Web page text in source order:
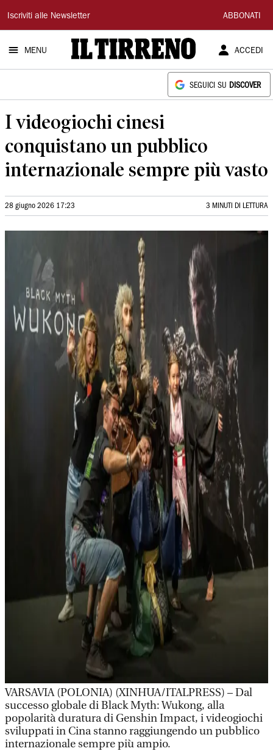
Il
Tirreno
Iscriviti alle Newsletter ABBONATI
MENU ACCEDI
SEGUICI SU DISCOVER
I videogiochi cinesi
conquistano un pubblico
internazionale sempre più vasto
28 giugno 2026 17:23 3 MINUTI DI LETTURA
VARSAVIA (POLONIA) (XINHUA/ITALPRESS) – Dal
successo globale di Black Myth: Wukong, alla
popolarità duratura di Genshin Impact, i videogiochi
sviluppati in Cina stanno raggiungendo un pubblico
internazionale sempre più ampio.